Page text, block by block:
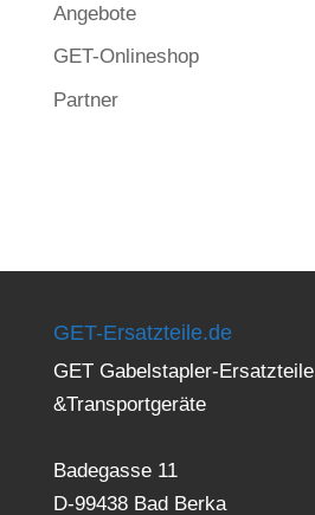
Angebote
GET-Onlineshop
Partner
GET-Ersatzteile.de
GET Gabelstapler-Ersatzteile
&Transportgeräte
Badegasse 11
D-99438 Bad Berka